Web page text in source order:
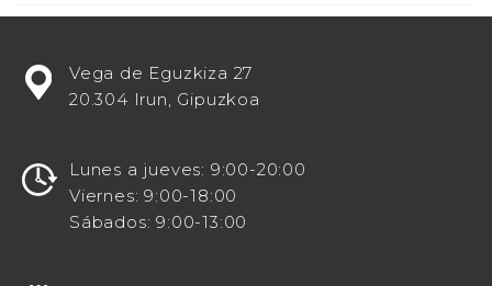
buscando
potenciar
en
Vega de Eguzkiza 27
20.304 Irun, Gipuzkoa
Lunes a jueves: 9:00-20:00
Viernes: 9:00-18:00
Sábados: 9:00-13:00